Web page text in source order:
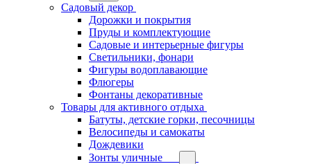
Садовый декор
Дорожки и покрытия
Пруды и комплектующие
Садовые и интерьерные фигуры
Светильники, фонари
Фигуры водоплавающие
Флюгеры
Фонтаны декоративные
Товары для активного отдыха
Батуты, детские горки, песочницы
Велосипеды и самокаты
Дождевики
Зонты уличные